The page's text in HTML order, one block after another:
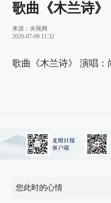
歌曲《木兰诗
来源： 央视网
2026-07-09 11:32
歌曲《木兰诗》 演唱：
您此时的心情